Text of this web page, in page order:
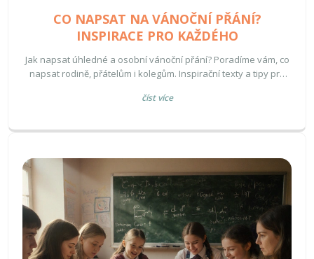
CO NAPSAT NA VÁNOČNÍ PŘÁNÍ?
INSPIRACE PRO KAŽDÉHO
Jak napsat úhledné a osobní vánoční přání? Poradíme vám, co
napsat rodině, přátelům i kolegům. Inspirační texty a tipy pro
číst více